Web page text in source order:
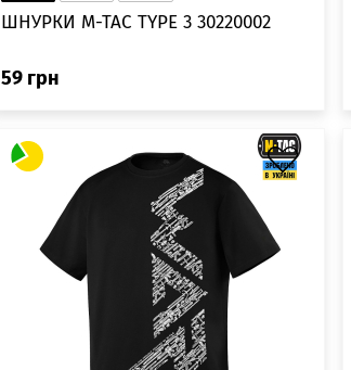
ШНУРКИ M-TAC TYPE 3 30220002
59 грн